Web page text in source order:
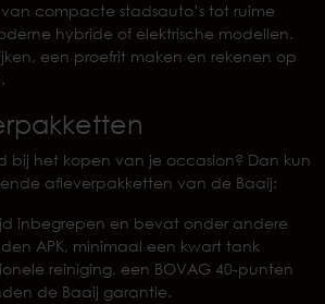
compacte stadsauto’s tot ruime
hybride of elektrische modellen.
een proefrit maken en rekenen op
bij het kopen van je occasion? Dan kun
afleverpakketten van de Baaij:
inbegrepen en bevat onder andere
APK, minimaal een kwart tank
reiniging, een BOVAG 40-punten
de Baaij garantie.